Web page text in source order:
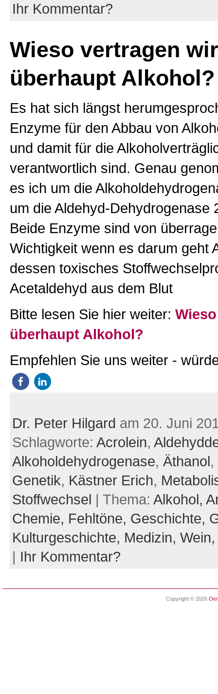
Ihr Kommentar?
Wieso vertragen wir
überhaupt Alkohol?
Es hat sich längst
Enzyme für den Abbau von
und damit für die
verantwortlich sind. Genau
es ich um die
um die Aldehyd-Dehydrogenase
Beide Enzyme sind von
Wichtigkeit wenn es darum geht
dessen toxisches
Acetaldehyd aus dem Blut
Bitte lesen Sie hier weiter:
überhaupt Alkohol?
Empfehlen Sie uns weiter -
Dr. Peter Hilgard am 20. Juni
Schlagworte: Acrolein,
Alkoholdehydrogenase, Äthanol,
Genetik, Kästner Erich,
Stoffwechsel | Thema: Alkohol,
Chemie, Fehltöne, Geschichte,
Kulturgeschichte, Medizin,
| Ihr Kommentar?
Copyright © 2026